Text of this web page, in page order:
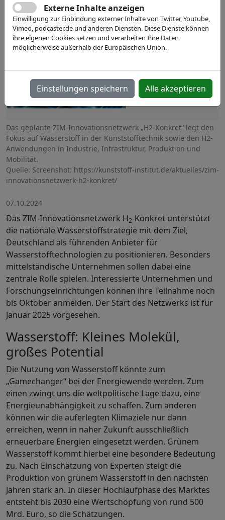
Das geplante ZIM-Innovationsnetzwerk „H2-Konkret“ legt den
Fokus auf Wasserstoff in der Kunststofftechnik sowie den H2-
Anwendungen in Industrie, Infrastruktur, Produktion und
Mobilität.
Quelle: Screenshot: https://kunststoff-institut.de/aktuelles/zim-
innovationsnetzwerk-h2-konkret/
07.10.2024
Das ZIM-Innovationsnetzwerk H2-Konkret unterstützt
die nationale Wasserstoffstrategie mit dem Ziel,
Deutschland als führenden Anbieter für
Wasserstofftechnologien zu positionieren. Besonders
mittelständische Unternehmen sollen dabei eine
zentrale Rolle spielen. Interessierte Unternehmen und
Forschungseinrichtungen können ihre Teilnahme noch
bis Oktober anmelden. Der Start des Netzwerks ist für
Januar 2025 vorgesehen.
Wasserstoff: Kleines Molekül,
großes Potential
Die Nutzung von Wasserstoff könnte zum
„Gamechanger“ bei der Energiewende werden. Zum
einen zwingt uns die weltpolitische Lage dazu, eine
Energieunabhängigkeit zu schaffen. Zum anderen
können wir die auferlegten Klimaziele nur dann
erreichen, wenn in naher Zukunft ausschließlich
erneuerbare Energien eingesetzt werden. Grünem
Wasserstoff kommt hierbei eine besondere Bedeutung
zu. Nach Einschätzung von Experten steigt die
Produktion von grünem Wasserstoff in den nächsten
Jahren stark an. In dieser Hochlaufphase des Marktes
entsteht bis 2030 eine Wertschöpfung von rund 500
Mrd. Euro, so die Schätzungen.
Externe Inhalte anzeigen
Einwilligung zur Einbindung externer Inhalte von Twitter, Youtube,
Vimeo, podcaster.de und anderen Diensten. Diese Dienste können
ihre eigenen Cookies setzen und verarbeiten Ihre Daten
möglicherweise außerhalb der Europäischen Union.
Einstellungen speichern Alle akzeptieren